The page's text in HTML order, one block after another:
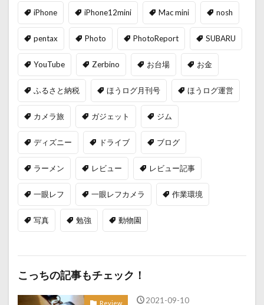
iPhone iPhone12mini Mac mini nosh
pentax Photo PhotoReport SUBARU
YouTube Zerbino お台場 お金
ふるさと納税 ほうログ月刊号 ほうログ運営
カメラ旅 ガジェット ジム
ディズニー ドライブ ブログ
ラーメン レビュー レビュー記事
一眼レフ 一眼レフカメラ 作業環境
写真 勉強 動物園
こっちの記事もチェック！
Review 2021-09-10